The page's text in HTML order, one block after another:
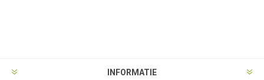
INFORMATIE